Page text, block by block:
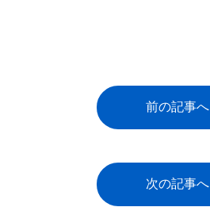
前の記事へ
次の記事へ